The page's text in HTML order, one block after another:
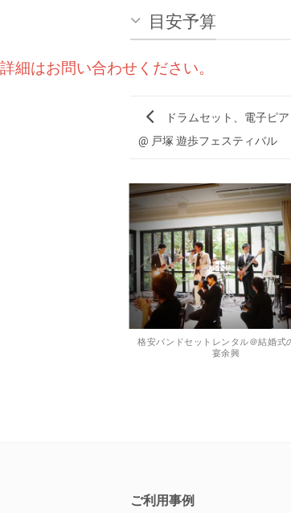
目安予算
詳細はお問い合わせください。
ドラムセット、電子ピ
@ 戸塚 遊歩フェスティバル
格安バンドセットレンタル＠結婚式
宴余興
ご利用事例